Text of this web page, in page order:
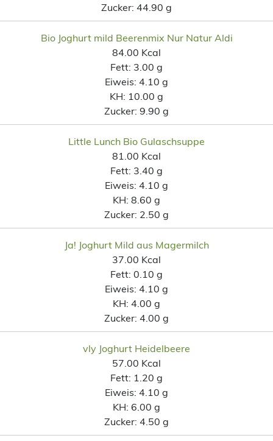
Zucker: 44.90 g
Bio Joghurt mild Beerenmix Nur Natur Aldi
84.00 Kcal
Fett: 3.00 g
Eiweis: 4.10 g
KH: 10.00 g
Zucker: 9.90 g
Little Lunch Bio Gulaschsuppe
81.00 Kcal
Fett: 3.40 g
Eiweis: 4.10 g
KH: 8.60 g
Zucker: 2.50 g
Ja! Joghurt Mild aus Magermilch
37.00 Kcal
Fett: 0.10 g
Eiweis: 4.10 g
KH: 4.00 g
Zucker: 4.00 g
vly Joghurt Heidelbeere
57.00 Kcal
Fett: 1.20 g
Eiweis: 4.10 g
KH: 6.00 g
Zucker: 4.50 g